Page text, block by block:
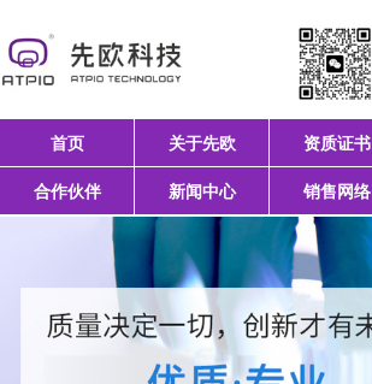
首页 关于先欧 资质证书
合作伙伴 新闻中心 销售网络